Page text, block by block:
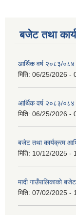
बजेट तथा
आर्थिक वर्ष २०८३/
मिति: 06/25/2026 -
आर्थिक वर्ष २०८३/०८४
मिति: 06/25/2026 -
बजेट तथा कार्यक्रम
मिति: 10/12/2025 -
मादी गाउँपालिकाको
मिति: 07/02/2025 -